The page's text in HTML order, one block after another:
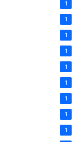
1
1
1
1
1
1
1
1
1